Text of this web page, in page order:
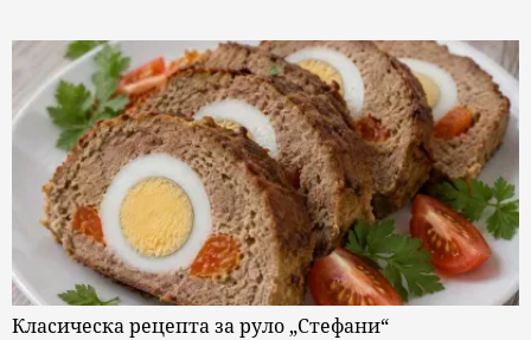
Класическа рецепта за руло „Стефани“